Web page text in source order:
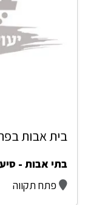
בית אבות
בתי אבות -
פתח תקווה